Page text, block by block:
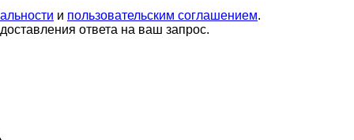
и пользовательским соглашением.
ответа на ваш запрос.